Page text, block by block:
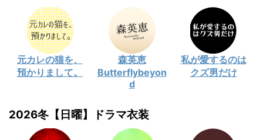
元カレの猫を、
預かりまして。
森英恵
Butterflybeyon
d
私が愛するのは
クズ男だけ
2026冬【日曜】ドラマ衣装